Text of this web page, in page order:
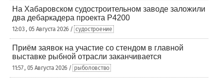
На Хабаровском судостроительном заводе заложили
два дебаркадера проекта Р4200
12:03 , 05 Августа 2026 / судостроение
Приём заявок на участие со стендом в главной
выставке рыбной отрасли заканчивается
11:57 , 05 Августа 2026 / рыболовство